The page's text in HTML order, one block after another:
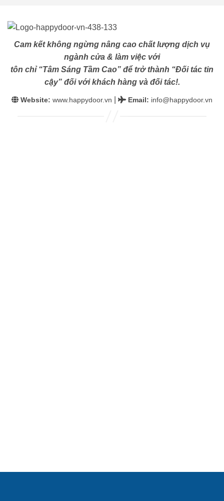
Cam kết không ngừng nâng cao chất lượng dịch vụ
ngành cửa & làm việc với
tôn chỉ “Tâm Sáng Tầm Cao” để trở thành “Đối tác tin
cậy” đối với khách hàng và đối tác!.
Website: www.happydoor.vn Email: info@happydoor.vn